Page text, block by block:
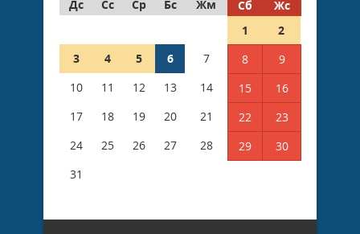
Дс
Сс Ср Бс Жм Сб
Жс
1
2
3
4 5 6 7 8
9
10
11 12 13 14 15
16
17
18 19 20 21 22
23
24
25 26 27 28 29
30
31